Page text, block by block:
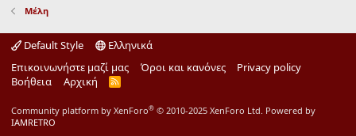
Μέλη
Default Style
Ελληνικά
Επικοινωνήστε μαζί μας
Όροι και κανόνες
Privacy policy
Βοήθεια
Αρχική
R
Community platform by XenForo® © 2010-2025 XenForo Ltd. Powered by
IAMRETRO